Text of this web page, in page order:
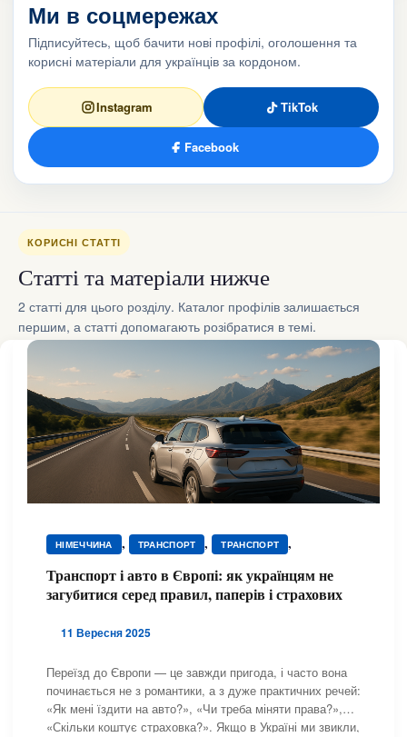
Ми в соцмережах
Підписуйтесь, щоб бачити нові профілі, оголошення та
корисні матеріали для українців за кордоном.
Instagram TikTok
Facebook
КОРИСНІ СТАТТІ
Статті та матеріали нижче
2 статті для цього розділу. Каталог профілів залишається
першим, а статті допомагають розібратися в темі.
НІМЕЧЧИНА , ТРАНСПОРТ , ТРАНСПОРТ ,
Транспорт і авто в Європі: як українцям не
загубитися серед правил, паперів і страхових
11 Вересня 2025
Переїзд до Європи — це завжди пригода, і часто вона
починається не з романтики, а з дуже практичних речей:
«Як мені їздити на авто?», «Чи треба міняти права?»,
«Скільки коштує страховка?». Якщо в Україні ми звикли,